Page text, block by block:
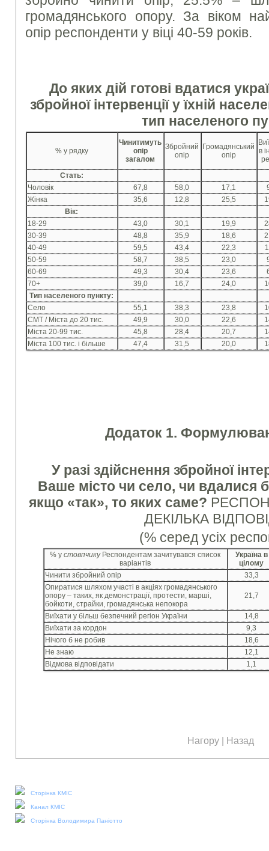
громадянського опору. За віком
опір респонденти у віці 40-59 років.
До яких дій готові вдатися
збройної інтервенції у їхній
тип населеного
% у рядку
Чинитимуть
опір
загалом
Збройний
опір
Громадянський
опір
в
Стать:
Чоловік
67,8 58,0 17,1
Жінка
35,6 12,8 25,5
Вік:
18-29
43,0 30,1 19,9
30-39
48,8 35,9 18,6
40-49
59,5 43,4 22,3
50-59
58,7 38,5 23,0
60-69
49,3 30,4 23,6
70+
39,0 16,7 24,0
Тип населеного пункту:
Село
55,1 38,3 23,8
СМТ / Міста до 20 тис.
49,9 30,0 22,6
Міста 20-99 тис.
45,8 28,4 20,7
Міста 100 тис. і більше
47,4 31,5 20,0
Додаток 1.
У разі здійснення збройної
Ваше місто чи село, чи вдалися
якщо «так», то яких саме?
ДЕКІЛЬКА
(% серед усіх
% устовпчикуРеспондентам зачитувався список
варіантів
Україна в
цілому
Чинити збройний опір
33,3
Опиратися шляхом участі в акціях громадянського
опору – таких, як демонстрації, протести, марші,
бойкоти, страйки, громадянська непокора
21,7
Виїхати у більш безпечний регіон України
14,8
Виїхати за кордон
9,3
Нічого б не робив
18,6
Не знаю
12,1
Відмова відповідати
1,1
Нагору | Назад
Сторінка КМІС
Канал КМІС
Сторінка Володимира Паніотто